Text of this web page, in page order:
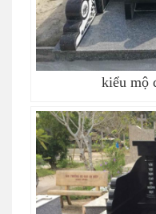
kiểu mộ